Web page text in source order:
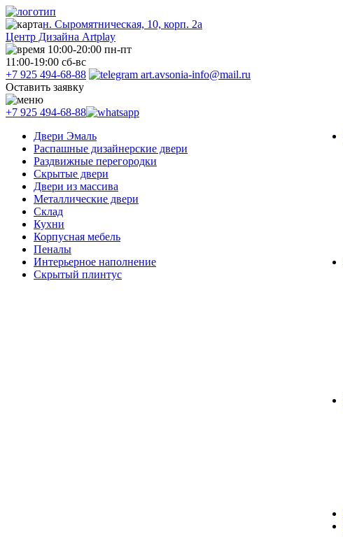
н. Сыромятническая, 10, корп. 2а
Центр Дизайна Artplay
10:00-20:00 пн-пт
11:00-19:00 сб-вс
+7 925 494-68-88
art.avsonia-info@mail.ru
Оставить заявку
+7 925 494-68-88
Двери Эмаль
Распашные дизайнерские двери
Раздвижные перегородки
Скрытые двери
Двери из массива
Металлические двери
Склад
Кухни
Корпусная мебель
Пеналы
Интерьерное наполнение
Скрытый плинтус